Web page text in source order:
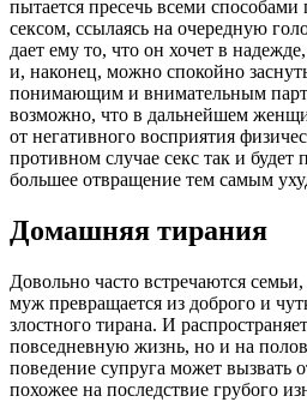
пытается пресечь всеми
сексом, ссылаясь на очередную
дает ему то, что он хочет в
и, наконец, можно спокойно
понимающим и внимательным
возможно, что в дальнейшем
от негативного восприятия
противном случае секс так и будет
большее отвращение тем самым
Домашняя тирания
Довольно часто встречаются
муж превращается из доброго и
злостного тирана. И
повседневную жизнь, но и на
поведение супруга может вызвать
похожее на последствие грубого